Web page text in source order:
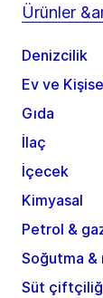
Ürünler
Denizcilik
Ev ve
Gıda
İlaç
İçecek
Kimyasal
Petrol &
Soğutma &
Süt